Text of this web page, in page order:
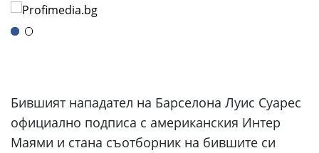
Бившият нападател на Барселона Луис Суарес
официално подписа с американския Интер
Маями и стана съотборник на бившите си